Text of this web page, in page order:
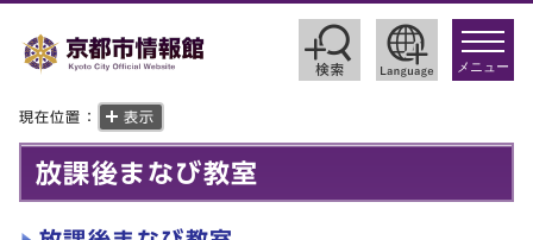
toggle
メニュー
現在位置： 表示
放課後まなび教室